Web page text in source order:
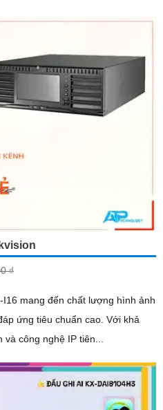
₫
mang đến chất lượng hình ảnh
tiêu chuẩn cao. Với khả
và công nghệ IP tiên...